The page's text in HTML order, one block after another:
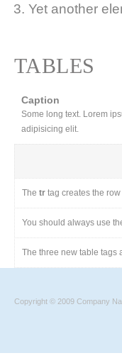
Yet another
TABLES
Caption
Some long text. Lorem
adipisicing elit.
The tr tag creates the row
You should always use
The three new table tags
Copyright © 2009 Company